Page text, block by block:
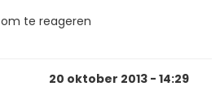
om te reageren
20 oktober 2013 - 14:29